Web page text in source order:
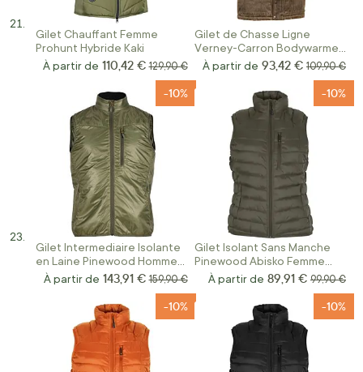
Gilet Chauffant Femme
Prohunt Hybride Kaki
À partir de 110,42 € Prix normal
129,90 €
Gilet de Chasse Ligne
Verney-Carron Bodywarmer
Fox Revival Marron
À partir de 93,42 € Prix normal
109,90 €
Gilet Intermediaire Isolante
en Laine Pinewood Homme
Kaki
-10%
À partir de 143,91 € Prix normal
159,90 €
Gilet Isolant Sans Manche
Pinewood Abisko Femme
Kaki
-10%
À partir de 89,91 € Prix
99,90 €
-10% -10%